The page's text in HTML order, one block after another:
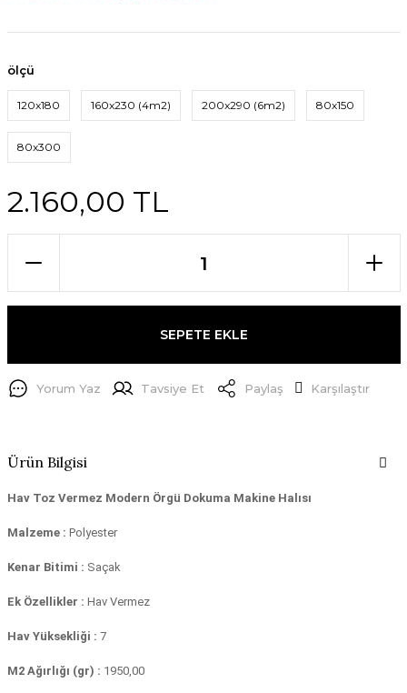
ölçü
120x180 160x230 (4m2) 200x290 (6m2) 80x150
80x300
2.160,00 TL
SEPETE EKLE
Yorum Yaz Tavsiye Et Paylaş Karşılaştır
Ürün Bilgisi
Hav Toz Vermez Modern Örgü Dokuma Makine Halısı
Malzeme : Polyester
Kenar Bitimi : Saçak
Ek Özellikler : Hav Vermez
Hav Yüksekliği : 7
M2 Ağırlığı (gr) : 1950,00